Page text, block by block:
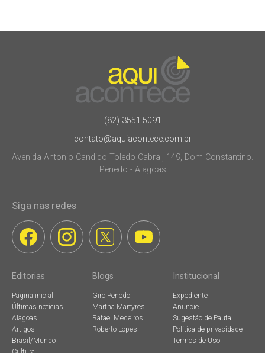
(82) 3551.5091
contato@aquiacontece.com.br
Avenida Antonio Candido Toledo Cabral, 149, Dom Constantino.
Penedo - Alagoas
Siga nas redes
Editorias
Página inicial
Últimas notícias
Alagoas
Artigos
Brasil/Mundo
Blogs
Giro Penedo
Martha Martyres
Rafael Medeiros
Roberto Lopes
Institucional
Expediente
Anuncie
Sugestão de Pauta
Política de privacidade
Termos de Uso